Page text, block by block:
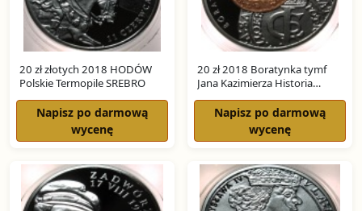
20 zł złotych 2018 HODÓW
Polskie Termopile SREBRO
Napisz po darmową
wycenę
20 zł 2018 Boratynka tymf
Jana Kazimierza Historia
Monety Polskiej SREBRO
Napisz po darmową
wycenę